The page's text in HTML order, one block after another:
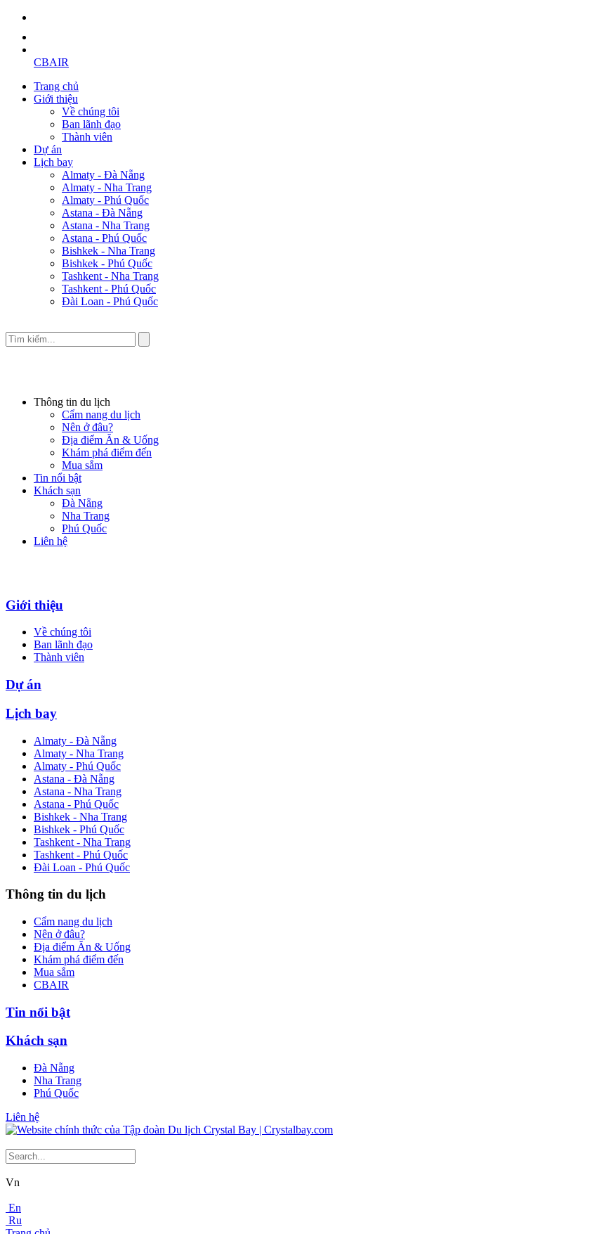
CBAIR
Trang chủ
Giới thiệu
Về chúng tôi
Ban lãnh đạo
Thành viên
Dự án
Lịch bay
Almaty - Đà Nẵng
Almaty - Nha Trang
Almaty - Phú Quốc
Astana - Đà Nẵng
Astana - Nha Trang
Astana - Phú Quốc
Bishkek - Nha Trang
Bishkek - Phú Quốc
Tashkent - Nha Trang
Tashkent - Phú Quốc
Đài Loan - Phú Quốc
Thông tin du lịch
Cẩm nang du lịch
Nên ở đâu?
Địa điểm Ăn & Uống
Khám phá điểm đến
Mua sắm
Tin nổi bật
Khách sạn
Đà Nẵng
Nha Trang
Phú Quốc
Liên hệ
Giới thiệu
Về chúng tôi
Ban lãnh đạo
Thành viên
Dự án
Lịch bay
Almaty - Đà Nẵng
Almaty - Nha Trang
Almaty - Phú Quốc
Astana - Đà Nẵng
Astana - Nha Trang
Astana - Phú Quốc
Bishkek - Nha Trang
Bishkek - Phú Quốc
Tashkent - Nha Trang
Tashkent - Phú Quốc
Đài Loan - Phú Quốc
Thông tin du lịch
Cẩm nang du lịch
Nên ở đâu?
Địa điểm Ăn & Uống
Khám phá điểm đến
Mua sắm
CBAIR
Tin nổi bật
Khách sạn
Đà Nẵng
Nha Trang
Phú Quốc
Liên hệ
Vn
En
Ru